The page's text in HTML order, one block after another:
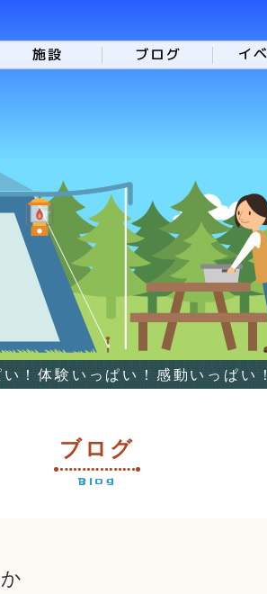
！体験いっぱい！感動いっぱい！
ブログ
Blog